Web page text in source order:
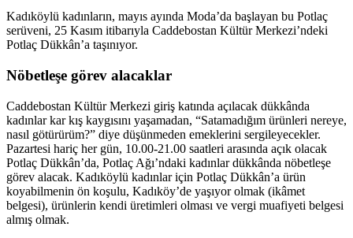
Kadıköylü kadınların, mayıs ayında Moda’da başlayan bu Potlaç
serüveni, 25 Kasım itibarıyla Caddebostan Kültür Merkezi’ndeki
Potlaç Dükkân’a taşınıyor.
Nöbetleşe görev alacaklar
Caddebostan Kültür Merkezi giriş katında açılacak dükkânda
kadınlar kar kış kaygısını yaşamadan, “Satamadığım ürünleri nereye,
nasıl götürürüm?” diye düşünmeden emeklerini sergileyecekler.
Pazartesi hariç her gün, 10.00-21.00 saatleri arasında açık olacak
Potlaç Dükkân’da, Potlaç Ağı’ndaki kadınlar dükkânda nöbetleşe
görev alacak. Kadıköylü kadınlar için Potlaç Dükkân’a ürün
koyabilmenin ön koşulu, Kadıköy’de yaşıyor olmak (ikâmet
belgesi), ürünlerin kendi üretimleri olması ve vergi muafiyeti belgesi
almış olmak.